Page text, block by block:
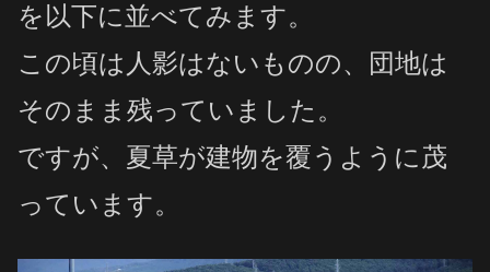
を以下に並べてみます。
この頃は人影はないものの、団地は
そのまま残っていました。
ですが、夏草が建物を覆うように茂
っています。